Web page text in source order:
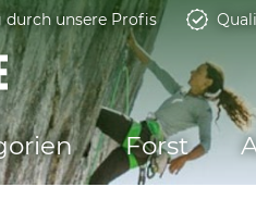
durch unsere Profis
Forst